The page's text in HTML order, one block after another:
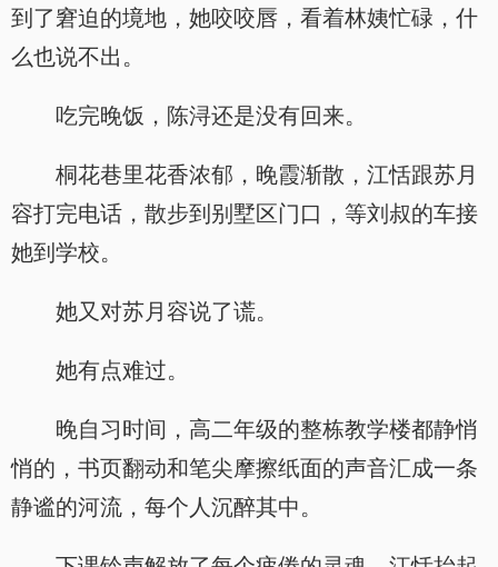
到了窘迫的境地，她咬咬唇，看着林姨忙碌，什
么也说不出。
吃完晚饭，陈浔还是没有回来。
桐花巷里花香浓郁，晚霞渐散，江恬跟苏月
容打完电话，散步到别墅区门口，等刘叔的车接
她到学校。
她又对苏月容说了谎。
她有点难过。
晚自习时间，高二年级的整栋教学楼都静悄
悄的，书页翻动和笔尖摩擦纸面的声音汇成一条
静谧的河流，每个人沉醉其中。